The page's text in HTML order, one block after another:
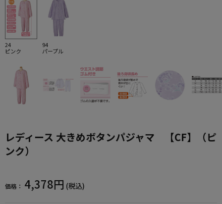
24
ピンク
94
パープル
レディース 大きめボタンパジャマ 【CF】（ピ
ンク）
価格： 4,378円 (税込)